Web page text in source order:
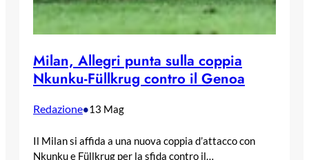
Milan, Allegri punta sulla coppia
Nkunku-Füllkrug contro il Genoa
Redazione•13 Mag
Il Milan si affida a una nuova coppia d’attacco con
Nkunku e Füllkrug per la sfida contro il…